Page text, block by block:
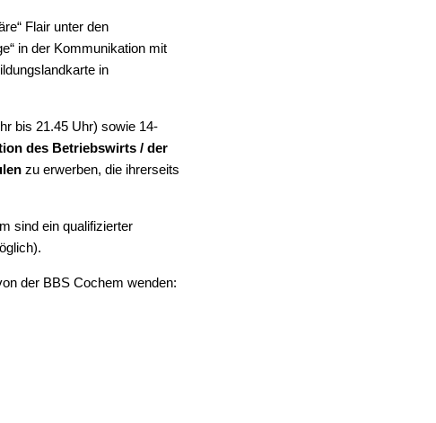
Flair unter den
in der Kommunikation mit
in
bis 21.45 Uhr) sowie 14-
des Betriebswirts / der
zu erwerben, die ihrerseits
sind ein qualifizierter
der BBS Cochem wenden: